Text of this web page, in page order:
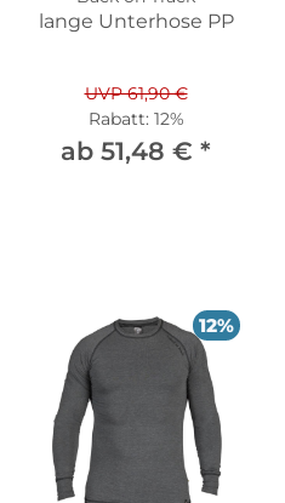
lange Unterhose PP
UVP 61,90 €
Rabatt: 12%
ab 51,48 € *
12%